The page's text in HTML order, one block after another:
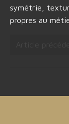
symétrie,
propres au